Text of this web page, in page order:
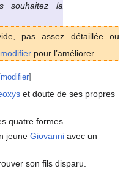
souhaitez la
pas assez détaillée ou
modifier pour l’améliorer.
modifier]
et doute de ses propres
quatre formes.
jeuneGiovanni avec un
son fils disparu.